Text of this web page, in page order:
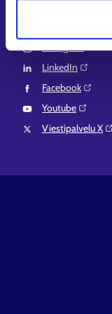
Instagram⁠
LinkedIn⁠
Facebook⁠
Youtube⁠
Viestipalvelu X⁠